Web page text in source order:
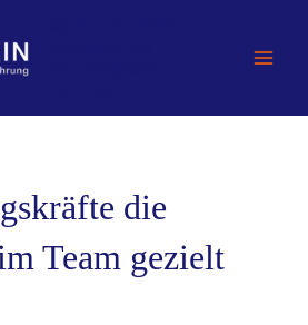
die
Team gezielt